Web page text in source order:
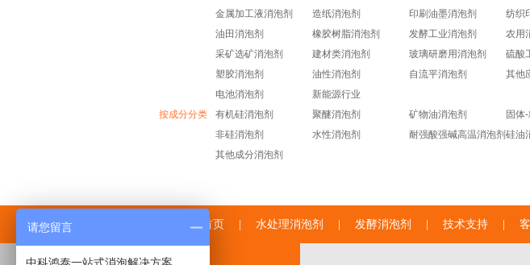
金属加工液消泡剂
造纸消泡剂 印刷油墨消泡剂
纺织
油田消泡剂
橡胶树脂消泡剂 发酵工业消泡剂
农用
采矿选矿消泡剂
建材类消泡剂 玻璃研磨用消泡剂
硫酸
塑胶消泡剂
油性消泡剂 自流平消泡剂
其他
电池消泡剂
新能源行业
按成分分类
有机硅消泡剂 聚醚消泡剂 矿物油消泡剂
固体
非硅消泡剂
水性消泡剂 耐强酸强碱高温消泡剂 硅油
其他成分消泡剂
中联邦首页 水处理消泡剂 发酵消泡剂 技术支持
请您留言